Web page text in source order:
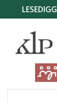
LESEDIGG